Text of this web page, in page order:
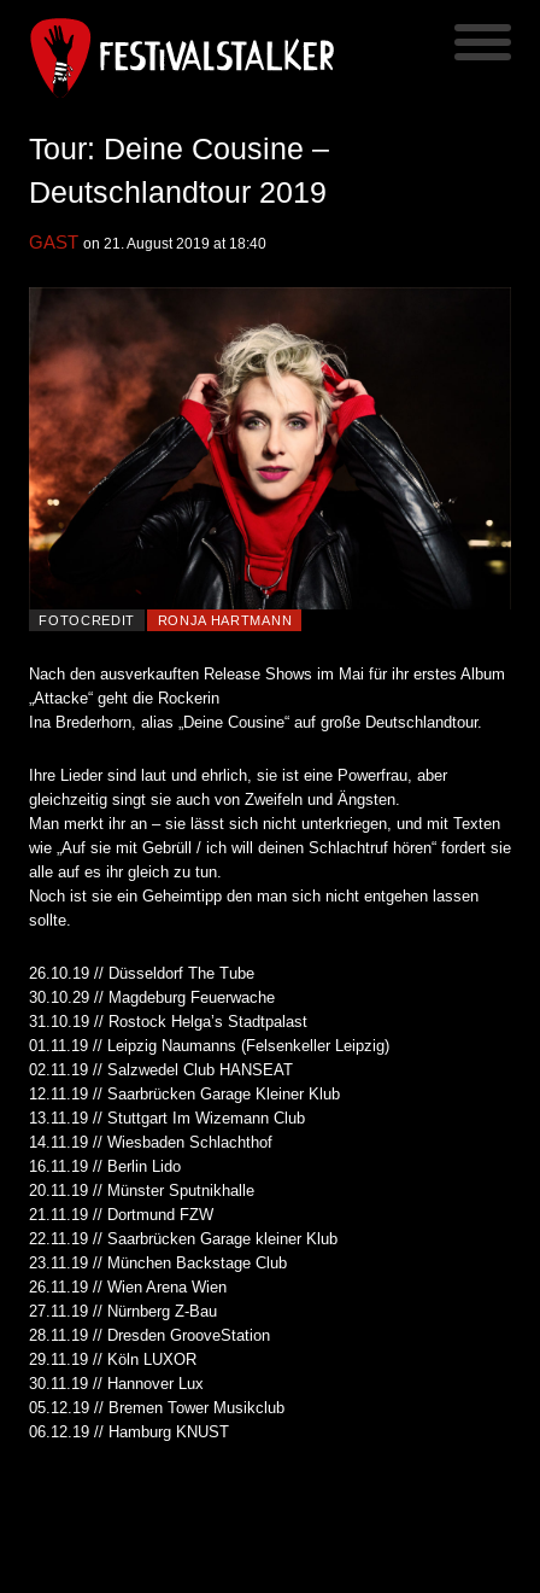
Tour: Deine Cousine –
Deutschlandtour 2019
GAST on 21. August 2019 at 18:40
FOTOCREDIT RONJA HARTMANN
Nach den ausverkauften Release Shows im Mai für ihr erstes Album
„Attacke“ geht die Rockerin
Ina Brederhorn, alias „Deine Cousine“ auf große Deutschlandtour.
Ihre Lieder sind laut und ehrlich, sie ist eine Powerfrau, aber
gleichzeitig singt sie auch von Zweifeln und Ängsten.
Man merkt ihr an – sie lässt sich nicht unterkriegen, und mit Texten
wie „Auf sie mit Gebrüll / ich will deinen Schlachtruf hören“ fordert sie
alle auf es ihr gleich zu tun.
Noch ist sie ein Geheimtipp den man sich nicht entgehen lassen
sollte.
26.10.19 // Düsseldorf The Tube
30.10.29 // Magdeburg Feuerwache
31.10.19 // Rostock Helga’s Stadtpalast
01.11.19 // Leipzig Naumanns (Felsenkeller Leipzig)
02.11.19 // Salzwedel Club HANSEAT
12.11.19 // Saarbrücken Garage Kleiner Klub
13.11.19 // Stuttgart Im Wizemann Club
14.11.19 // Wiesbaden Schlachthof
16.11.19 // Berlin Lido
20.11.19 // Münster Sputnikhalle
21.11.19 // Dortmund FZW
22.11.19 // Saarbrücken Garage kleiner Klub
23.11.19 // München Backstage Club
26.11.19 // Wien Arena Wien
27.11.19 // Nürnberg Z-Bau
28.11.19 // Dresden GrooveStation
29.11.19 // Köln LUXOR
30.11.19 // Hannover Lux
05.12.19 // Bremen Tower Musikclub
06.12.19 // Hamburg KNUST